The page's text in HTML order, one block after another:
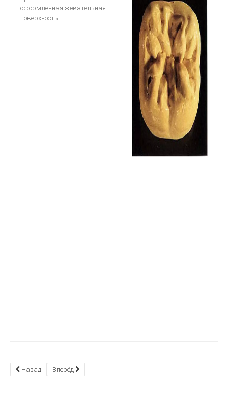
оформленная жевательная
поверхность.
Назад Вперёд